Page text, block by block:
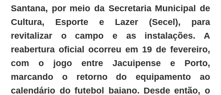
Santana, por meio da Secretaria Municipal de
Cultura, Esporte e Lazer (Secel), para
revitalizar o campo e as instalações. A
reabertura oficial ocorreu em 19 de fevereiro,
com o jogo entre Jacuipense e Porto,
marcando o retorno do equipamento ao
calendário do futebol baiano. Desde então, o